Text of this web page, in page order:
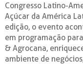
Congresso Latino-
Açúcar da América
edição, o evento
em programação
& Agrocana,
ambiente de